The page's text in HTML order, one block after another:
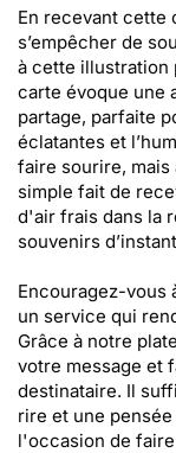
En recevant cette
s’empêcher de
à cette illustration
carte évoque une
partage, parfaite
éclatantes et
faire sourire,
simple fait de
d'air frais dans la
souvenirs
Encouragez-vous
un service qui
Grâce à notre
votre message et
destinataire. Il
rire et une
l'occasion de